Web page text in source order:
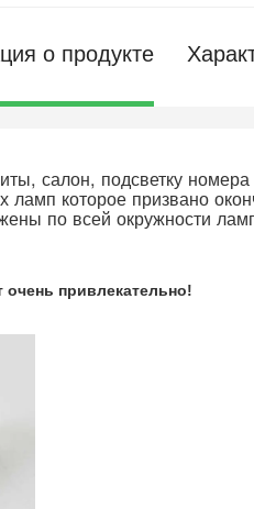
о продукте
салон, подсветку
которое призвано
по всей окружности
привлекательно!